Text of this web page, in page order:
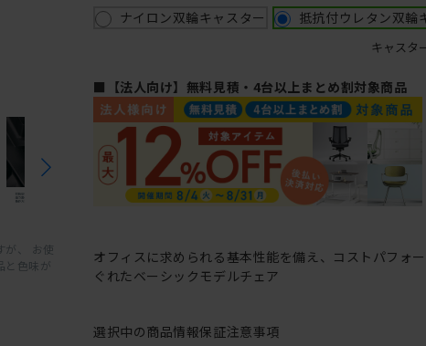
が、 お使
と色味が
ナイロン双輪キャスター 抵抗付ウレタン双輪
キャスタ
■【法人向け】無料見積・4台以上まとめ割対象商品
オフィスに求められる基本性能を備え、コストパフォ
ぐれたベーシックモデルチェア
選択中の商品情報保証注意事項